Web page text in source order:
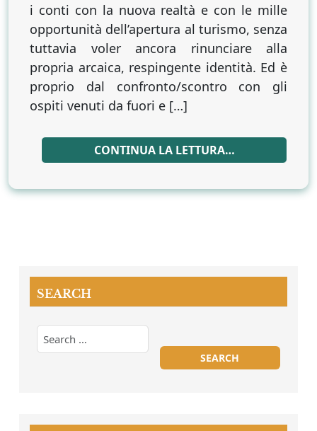
e
del
sole.
Massimo
Torsani
e
suo
“Il
i conti con la nuova realtà e con le mille
opportunità dell’apertura al turismo, senza
tuttavia voler ancora rinunciare alla
propria arcaica, respingente identità. Ed è
proprio dal confronto/scontro con gli
ospiti venuti da fuori e […]
CONTINUA LA LETTURA…
SEARCH